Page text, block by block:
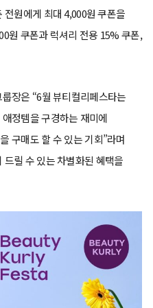
원에게 최대 4,000원 쿠폰을
원 쿠폰과 럭셔리 전용 15% 쿠폰,
장은 “6월 뷰티컬리페스타는
정템을 구경하는 재미에
구매도 할 수 있는 기회”라며
릴 수 있는 차별화된 혜택을